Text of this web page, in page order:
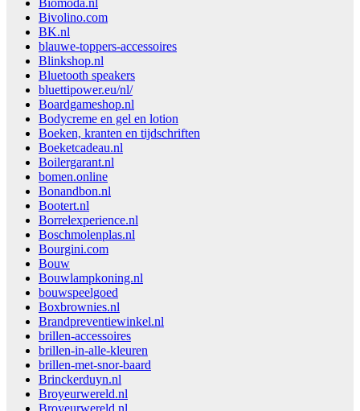
Biomoda.nl
Bivolino.com
BK.nl
blauwe-toppers-accessoires
Blinkshop.nl
Bluetooth speakers
bluettipower.eu/nl/
Boardgameshop.nl
Bodycreme en gel en lotion
Boeken, kranten en tijdschriften
Boeketcadeau.nl
Boilergarant.nl
bomen.online
Bonandbon.nl
Bootert.nl
Borrelexperience.nl
Boschmolenplas.nl
Bourgini.com
Bouw
Bouwlampkoning.nl
bouwspeelgoed
Boxbrownies.nl
Brandpreventiewinkel.nl
brillen-accessoires
brillen-in-alle-kleuren
brillen-met-snor-baard
Brinckerduyn.nl
Broyeurwereld.nl
Broyeurwereld.nl